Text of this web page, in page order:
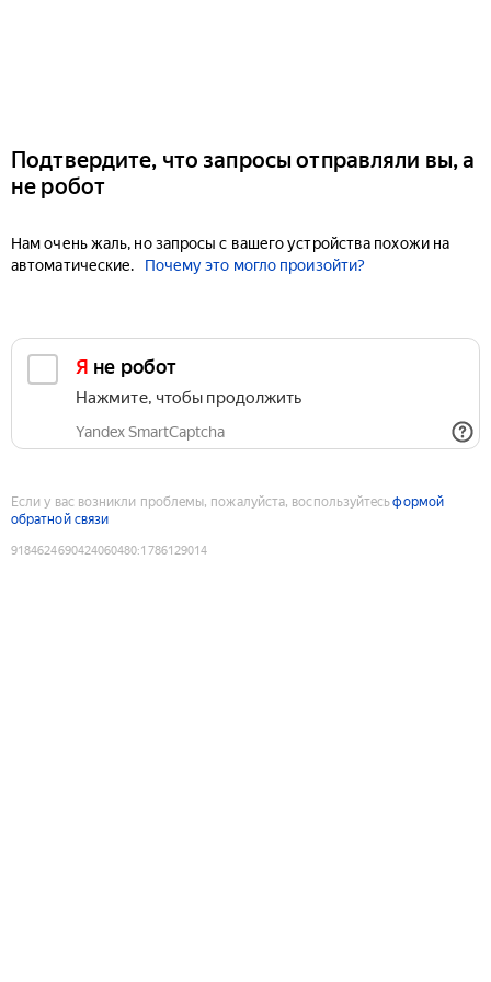
Подтвердите, что запросы отправляли вы, а
не робот
Нам очень жаль, но запросы с вашего устройства похожи на
автоматические.
Почему это могло произойти?
Я не робот
Нажмите, чтобы продолжить
Yandex SmartCaptcha
Если у вас возникли проблемы, пожалуйста, воспользуйтесьформой
обратной связи
9184624690424060480:1786129014